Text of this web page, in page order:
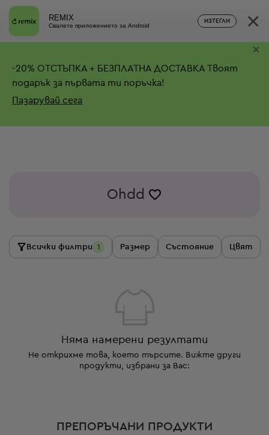
REMIX
Свалете приложението за Android
ИЗТЕГЛИ ×
-20% ОТСТЪПКА + БЕЗПЛАТНА ДОСТАВКА Твоят
подарък за първата ти поръчка!
Пазарувай сега
×
Ohdd
Всички филтри 1 Размер Състояние Цвят
Няма намерени резултати
Не открихме това, което търсите. Вижте други
продукти, избрани за Вас:
ПРЕПОРЪЧАНИ ПРОДУКТИ